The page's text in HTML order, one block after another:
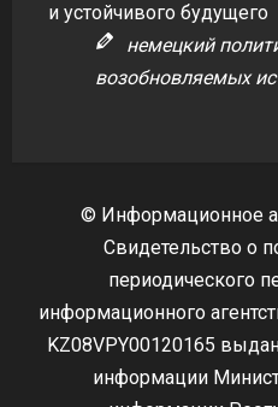
и устойчивого будущего
немецкий
возобновляемых
© Информационное
Свидетельство о
периодического
информационного
KZ08VPY00120165
информации